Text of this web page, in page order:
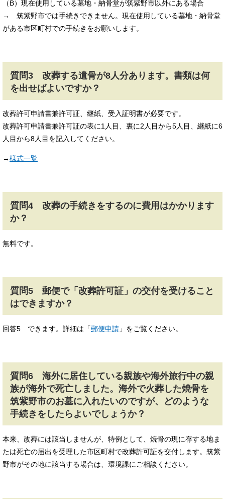
（B）現在使用している墓地・納骨堂が筑紫野市以外にある場合
→ 筑紫野市では手続きできません。現在使用している墓地・納骨堂
がある市区町村での手続きをお願いします。
質問3 改葬する遺骨が8人分あります。書類は何
を出せばよいですか？
改葬許可申請書兼許可証、継紙、受入証明書が必要です。
改葬許可申請書兼許可証の表に1人目、裏に2人目から5人目、継紙に6
人目から8人目を記入してください。
→様式一覧
質問4 改葬の手続きをするのに費用はかかります
か？
無料です。
質問5 郵便で「改葬許可証」の交付を受けること
はできますか？
回答5 できます。詳細は「郵便申請 」をご覧ください。
質問6 海外に居住している親族や海外旅行中の親
族が海外で死亡しました。海外で火葬した焼骨を
筑紫野市のお墓に入れたいのですが、どのような
手続きをしたらよいでしょうか？
本来、改葬には該当しませんが、特例として、焼骨の現に存する地ま
たは死亡の届出を受理した市区町村で改葬許可証を交付します。筑紫
野市がその地に該当する場合は、環境課にご相談ください。